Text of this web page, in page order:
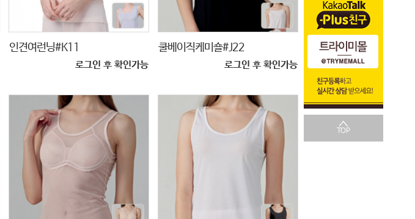
TOP
인견여런닝#K11
로그인 후 확인가능
쿨베이직케미숄#J22
로그인 후 확인가능